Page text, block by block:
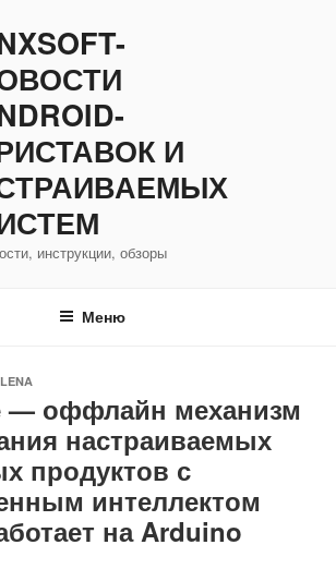
И
инструкции, обзоры
Меню
— оффлайн механизм
настраиваемых
продуктов с
интеллектом
на Arduino